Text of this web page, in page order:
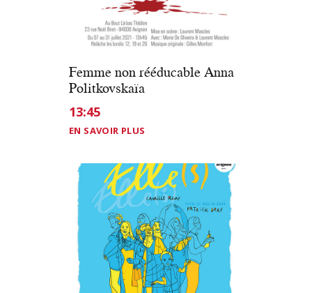
Femme non rééducable Anna
Politkovskaïa
13:45
EN SAVOIR PLUS